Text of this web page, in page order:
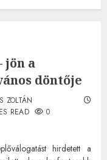
jön a
döntője
ZOLTÁN
READ 0
hirdetett a